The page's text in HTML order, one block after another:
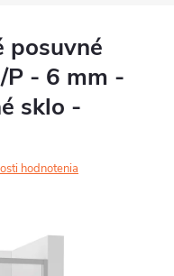
posuvné
P - 6 mm -
sklo -
hodnotenia